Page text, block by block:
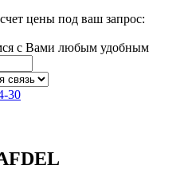
цены под ваш запрос:
с Вами любым удобным
30